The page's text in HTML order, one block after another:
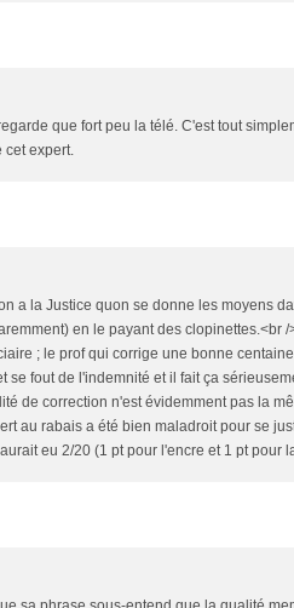
que fort peu la télé. C'est tout
cet expert.
a la Justice quon se donne les moyens
en le payant des clopinettes.<br
; le prof qui corrige une bonne
se fout de l'indemnité et il fait ça
de correction n'est évidemment pas la
au rabais a été bien maladroit pour se
eu 2/20 (1 pt pour l'encre et 1 pt pour